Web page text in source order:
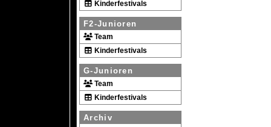
Kinderfestivals
F2-Junioren
Team
Kinderfestivals
G-Junioren
Team
Kinderfestivals
Archiv